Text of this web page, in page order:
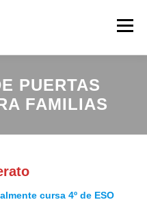
Menú
ADMISIÓN
PUERTAS
FAMILIAS
cursa 4º de ESO